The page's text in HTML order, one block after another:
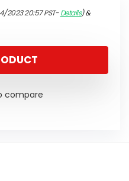
2023 20:57 PST-Details)&
compare